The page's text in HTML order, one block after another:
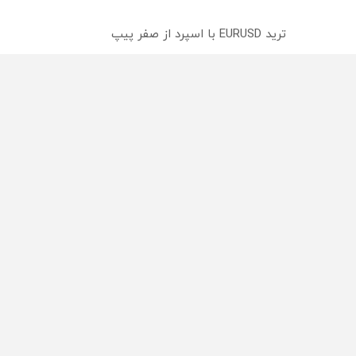
ترید EURUSD با اسپرد از صفر پیپ